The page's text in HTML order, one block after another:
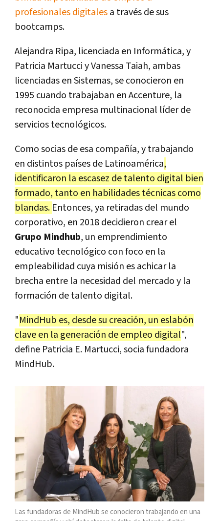
profesionales digitalesa través de sus
bootcamps.
Alejandra Ripa, licenciada en Informática, y
Patricia Martucci y Vanessa Taiah, ambas
licenciadas en Sistemas, se conocieron en
1995 cuando trabajaban en Accenture, la
reconocida empresa multinacional líder de
servicios tecnológicos.
Como socias de esa compañía, y trabajando
en distintos países de Latinoamérica,
identificaron la escasez de talento digital bien
formado, tanto en habilidades técnicas como
blandas. Entonces, ya retiradas del mundo
corporativo, en 2018 decidieron crear el
Grupo Mindhub, un emprendimiento
educativo tecnológico con foco en la
empleabilidad cuya misión es achicar la
brecha entre la necesidad del mercado y la
formación de talento digital.
"MindHub es, desde su creación, un eslabón
clave en la generación de empleo digital",
define Patricia E. Martucci, socia fundadora
MindHub.
Las fundadoras de MindHub se conocieron trabajando en una